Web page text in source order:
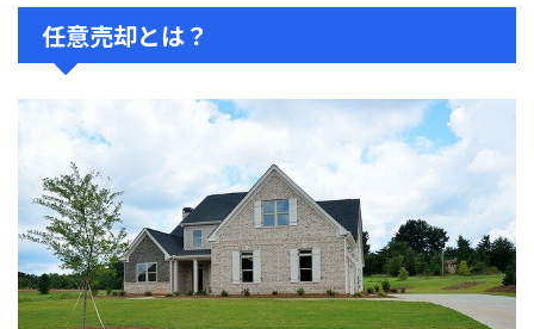
任意売却とは？